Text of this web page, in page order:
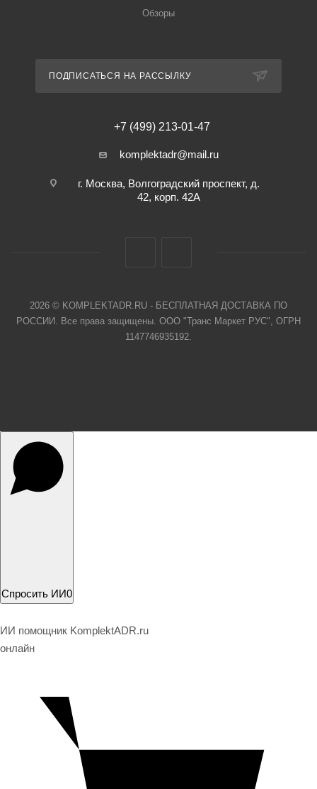
Обзоры
ПОДПИСАТЬСЯ НА РАССЫЛКУ
+7 (499) 213-01-47
komplektadr@mail.ru
г. Москва, Волгоградский проспект, д.
42, корп. 42А
2026 © KOMPLEKTADR.RU - БЕСПЛАТНАЯ ДОСТАВКА ПО
РОССИИ. Все права защищены. ООО "Транс Маркет РУС", ОГРН
1147746935192.
Спросить ИИ0
ИИ помощник KomplektADR.ru
онлайн